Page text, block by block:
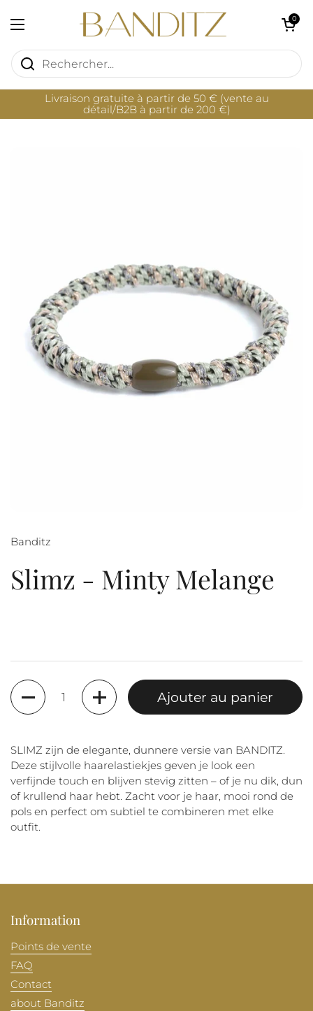
Ouvrir le menu
Ouvrir le
0
Livraison gratuite à partir de 50 € (vente au
détail/B2B à partir de 200 €)
Banditz
Slimz - Minty Melange
Quantité
Ajouter au panier
SLIMZ zijn de elegante, dunnere versie van BANDITZ.
Deze stijlvolle haarelastiekjes geven je look een
verfijnde touch en blijven stevig zitten – of je nu dik, dun
of krullend haar hebt. Zacht voor je haar, mooi rond de
pols en perfect om subtiel te combineren met elke
outfit.
Information
Points de vente
FAQ
Contact
about Banditz